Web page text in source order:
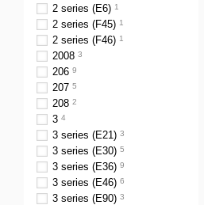
2 series (E6) 1
2 series (F45) 1
2 series (F46) 1
2008 3
206 9
207 5
208 2
3 4
3 series (E21) 3
3 series (E30) 5
3 series (E36) 9
3 series (E46) 6
3 series (E90) 3